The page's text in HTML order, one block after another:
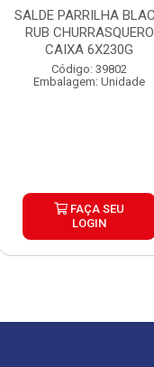
SALDE PARRILHA BLACK
RUB CHURRASQUERO
CAIXA 6X230G
Código: 39802
Embalagem: Unidade
FAÇA SEU
LOGIN